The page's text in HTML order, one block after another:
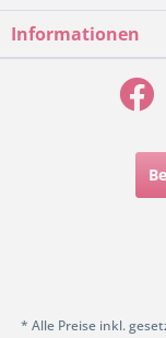
Informationen
* Alle Preise inkl.